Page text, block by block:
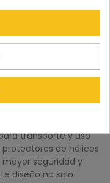
DJI Flip
transporte y uso
de hélices
seguridad y
diseño no solo